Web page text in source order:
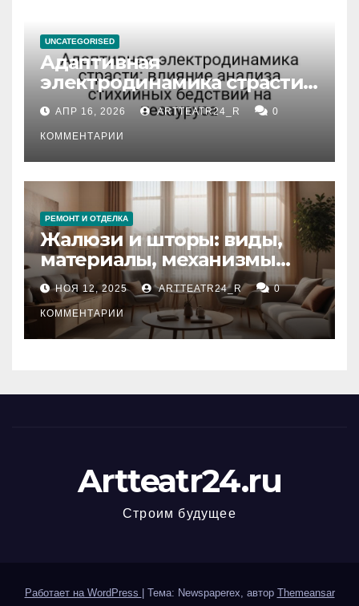
UNCATEGORISED
Адаптивная
электродинамика страсти:
влияние анализа
стихийных бедствий на
тезауруса
АПР 16, 2026 ARTTEATR24_R 0
КОММЕНТАРИИ
РЕМОНТ И ОТДЕЛКА
Жалюзи и шторы: виды,
материалы, механизмы
управления и уход
НОЯ 12, 2025 ARTTEATR24_R 0
КОММЕНТАРИИ
Artteatr24.ru
Строим будущее
Работает на WordPress Тема: Newspaperex, автор Themeansar